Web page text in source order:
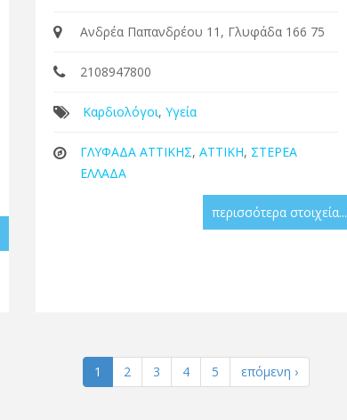
Ανδρέα Παπανδρέου 11, Γλυφάδα 166 75
2108947800
Καρδιολόγοι, Υγεία
ΓΛΥΦΑΔΑ ΑΤΤΙΚΗΣ, ΑΤΤΙΚΗ, ΣΤΕΡΕΑ
ΕΛΛΑΔΑ
περισσότερα στοιχεία...
1 2 3 4 5 επόμενη ›